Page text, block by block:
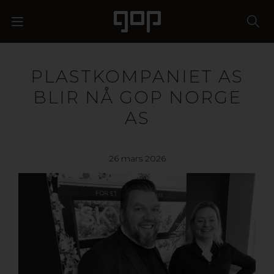
PLASTKOMPANIET AS
BLIR NÅ GOP NORGE
AS
26 mars 2026